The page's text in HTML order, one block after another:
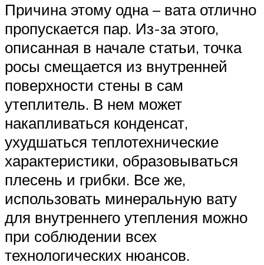
Причина этому одна – вата отлично
пропускается пар. Из-за этого,
описанная в начале статьи, точка
росы смещается из внутренней
поверхности стены в сам
утеплитель. В нем может
накапливаться конденсат,
ухудшаться теплотехнические
характеристики, образовываться
плесень и грибки. Все же,
использовать минеральную вату
для внутреннего утепления можно
при соблюдении всех
технологических нюансов.